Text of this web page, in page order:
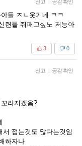
신고 | 공감 확인
들 ㅈㄴ웃기네 ㅋㅋ
련들 줘패고싶노 저능아
0
3
신고 | 공감 확인
라지겠음?
접는것도 많다는것임
하자나